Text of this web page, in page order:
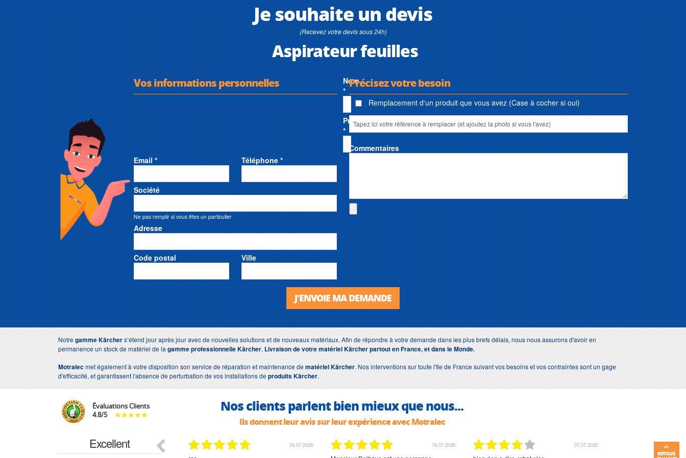
Je souhaite un devis
(Recevez votre devis sous 24h)
Aspirateur feuilles
Vos informations personnelles
Nom
*
Prénom
*
Email * Téléphone *
Société
Ne pas remplir si vous êtes un particulier
Adresse
Code postal Ville
Précisez votre besoin
Remplacement d'un produit que vous avez (Case à cocher si oui)
Commentaires
J'ENVOIE MA DEMANDE
Notregamme Kärchers’étend jour après jour avec de nouvelles solutions et de nouveaux matériaux. Afin de répondre à votre demande dans les plus brefs délais, nous nous assurons d'avoir en
permanence un stock de matériel de la gamme professionnelle Kärcher. Livraison de votre matériel Kärcher partout en France, et dans le Monde.
Motralecmet également à votre disposition son service de réparation et maintenance dematériel Kärcher. Nos interventions sur toute l'Ile de France suivant vos besoins et vos contraintes sont un gage
d'efficacité, et garantissent l'absence de perturbation de vos installations deproduits Kärcher.
Évaluations Clients
4.8/5 Nos clients parlent bien mieux que nous...
Ils donnent leur avis sur leur expérience avec Motralec
Excellent 07.07.2026 02.07.2026 02.07.2026 01.07.2026
RETOUR